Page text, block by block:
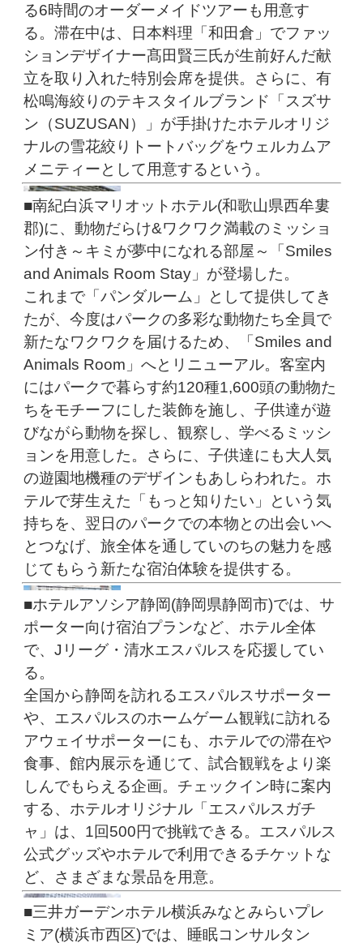
る6時間のオーダーメイドツアーも用意す
る。滞在中は、日本料理「和田倉」でファッ
ションデザイナー髙田賢三氏が生前好んだ献
立を取り入れた特別会席を提供。さらに、有
松鳴海絞りのテキスタイルブランド「スズサ
ン（SUZUSAN）」が手掛けたホテルオリジ
ナルの雪花絞りトートバッグをウェルカムア
メニティーとして用意するという。
■南紀白浜マリオットホテル(和歌山県西牟婁
郡)に、動物だらけ&ワクワク満載のミッショ
ン付き～キミが夢中になれる部屋～「Smiles
and Animals Room Stay」が登場した。
これまで「パンダルーム」として提供してき
たが、今度はパークの多彩な動物たち全員で
新たなワクワクを届けるため、「Smiles and
Animals Room」へとリニューアル。客室内
にはパークで暮らす約120種1,600頭の動物た
ちをモチーフにした装飾を施し、子供達が遊
びながら動物を探し、観察し、学べるミッシ
ョンを用意した。さらに、子供達にも大人気
の遊園地機種のデザインもあしらわれた。ホ
テルで芽生えた「もっと知りたい」という気
持ちを、翌日のパークでの本物との出会いへ
とつなげ、旅全体を通していのちの魅力を感
じてもらう新たな宿泊体験を提供する。
■ホテルアソシア静岡(静岡県静岡市)では、サ
ポーター向け宿泊プランなど、ホテル全体
で、Jリーグ・清水エスパルスを応援してい
る。
全国から静岡を訪れるエスパルスサポーター
や、エスパルスのホームゲーム観戦に訪れる
アウェイサポーターにも、ホテルでの滞在や
食事、館内展示を通じて、試合観戦をより楽
しんでもらえる企画。チェックイン時に案内
する、ホテルオリジナル「エスパルスガチ
ャ」は、1回500円で挑戦できる。エスパルス
公式グッズやホテルで利用できるチケットな
ど、さまざまな景品を用意。
■三井ガーデンホテル横浜みなとみらいプレ
ミア(横浜市西区)では、睡眠コンサルタン